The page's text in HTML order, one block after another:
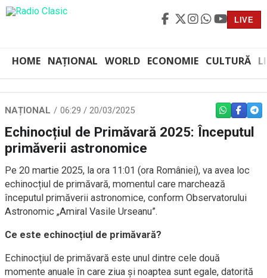
LIVE
HOME NAȚIONAL WORLD ECONOMIE CULTURĂ
NAȚIONAL 06:29 / 20/03/2025 WHATSAPP
Echinocțiul de Primăvară 2025: Începutul
primăverii astronomice
Pe 20 martie 2025, la ora 11:01 (ora României), va avea loc
echinocțiul de primăvară, momentul care marchează
începutul primăverii astronomice, conform Observatorului
Astronomic „Amiral Vasile Urseanu”.
Ce este echinocțiul de primăvară?
Echinocțiul de primăvară este unul dintre cele două
momente anuale în care ziua și noaptea sunt egale, datorită